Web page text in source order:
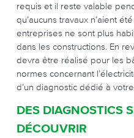
requis et il reste valable
qu’aucuns travaux n’aient
entreprises ne sont plus
dans les constructions. En
devra être réalisé pour les
normes concernant
d’un diagnostic dédié à
DES DIAGNOSTICS
DÉCOUVRIR